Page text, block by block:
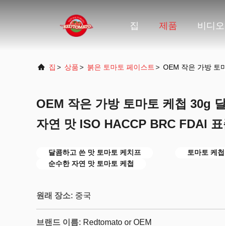
집 제품 비디오
집 > 상품> 붉은 토마토 페이스트 > OEM 작은 가방 토
OEM 작은 가방 토마토 케첩 30g
자연 맛 ISO HACCP BRC FDAl
달콤하고 쓴 맛 토마토 케치프
토마토 케
순수한 자연 맛 토마토 케첩
원래 장소: 중국
브랜드 이름: Redtomato or OEM